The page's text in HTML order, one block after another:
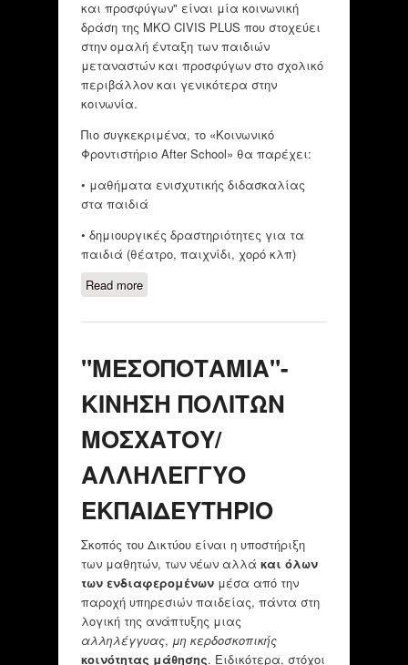
και προσφύγων" είναι μία κοινωνική
δράση της ΜΚΟ CIVIS PLUS που στοχεύει
στην ομαλή ένταξη των παιδιών
μεταναστών και προσφύγων στο σχολικό
περιβάλλον και γενικότερα στην
κοινωνία.
Πιο συγκεκριμένα, το «Κοινωνικό
Φροντιστήριο After School» θα παρέχει:
• μαθήματα ενισχυτικής διδασκαλίας
στα παιδιά
• δημιουργικές δραστηριότητες για τα
παιδιά (θέατρο, παιχνίδι, χορό κλπ)
Read moreabout ΜΗ ΚΥΒΕΡΝΗΤΙΚΟΣ
"ΜΕΣΟΠΟΤΑΜΙΑ"-
ΚΙΝΗΣΗ ΠΟΛΙΤΩΝ
ΜΟΣΧΑΤΟΥ/
ΑΛΛΗΛΕΓΓΥΟ
ΕΚΠΑΙΔΕΥΤΗΡΙΟ
Σκοπός του Δικτύου είναι η υποστήριξη
των μαθητών, των νέων αλλά και όλων
των ενδιαφερομένων μέσα από την
παροχή υπηρεσιών παιδείας, πάντα στη
λογική της ανάπτυξης μιας
αλληλέγγυας, μη κερδοσκοπικής
κοινότητας μάθησης. Ειδικότερα, στόχοι